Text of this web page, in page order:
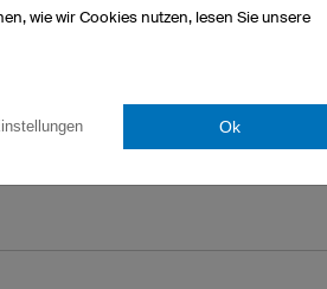
(pdf)
wie wir Cookies nutzen, lesen Sie unsere
Ok